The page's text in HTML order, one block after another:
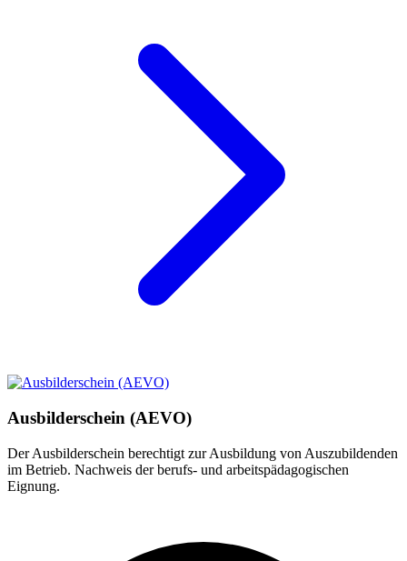
Ausbilderschein (AEVO)
Der Ausbilderschein berechtigt zur Ausbildung von Auszubildenden
im Betrieb. Nachweis der berufs- und arbeitspädagogischen
Eignung.